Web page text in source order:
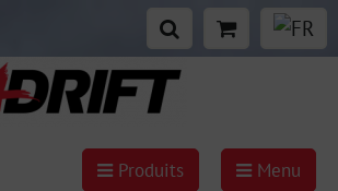
Produits Menu